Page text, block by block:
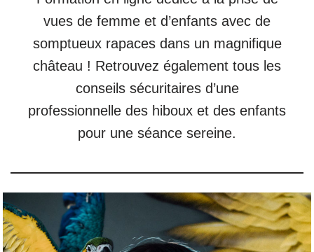
vues de femme et d’enfants avec de
somptueux rapaces dans un magnifique
château ! Retrouvez également tous les
conseils sécuritaires d’une
professionnelle des hiboux et des enfants
pour une séance sereine.